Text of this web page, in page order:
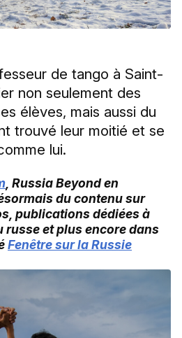
de tango à Saint-
non seulement des
élèves, mais aussi du
trouvé leur moitié et se
lui.
, Russia Beyond en
du contenu sur
publications dédiées à
russe et plus encore dans
Fenêtre sur la Russie